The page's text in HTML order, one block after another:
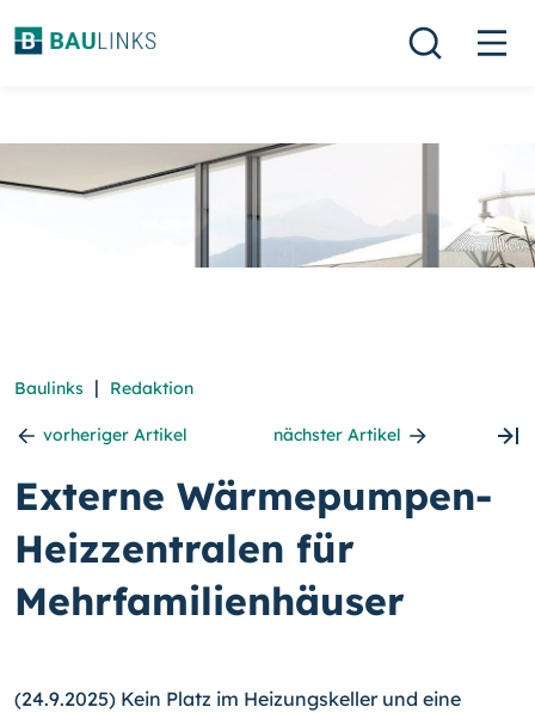
Baulinks | Redaktion
vorheriger Artikel nächster Artikel
Externe Wärmepumpen-
Heizzentralen für
Mehrfamilienhäuser
(24.9.2025) Kein Platz im Heizungskeller und eine